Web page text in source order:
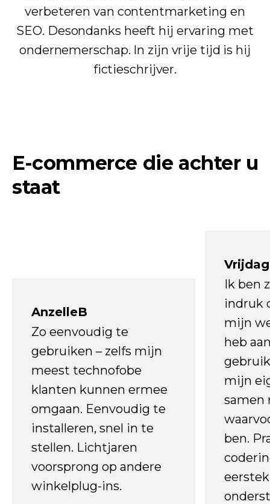
verbeteren van contentmarketing en
SEO. Desondanks heeft hij ervaring met
ondernemerschap. In zijn vrije tijd is hij
fictieschrijver.
E-commerce die achter u
staat
AnzelleB
Zo eenvoudig te
gebruiken – zelfs mijn
meest technofobe
klanten kunnen ermee
omgaan. Eenvoudig te
installeren, snel in te
stellen. Lichtjaren
voorsprong op andere
winkelplug-ins.
Ik ben
indruk
mijn
heb
mijn
samen
ben.